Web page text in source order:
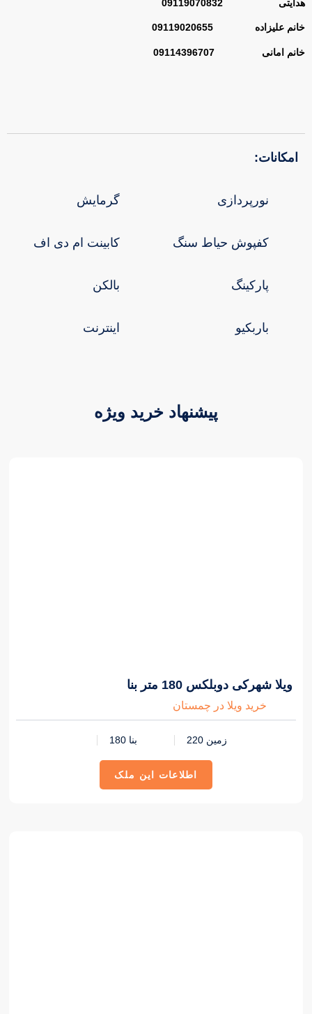
هدایتی 09119070832
خانم علیزاده 09119020655
خانم امانی 09114396707
امکانات:
نورپردازی گرمایش
کفپوش حیاط سنگ کابینت ام دی اف
پارکینگ بالکن
باربکیو اینترنت
پیشنهاد خرید ویژه
ویلا شهرکی دوبلکس 180 متر بنا
خرید ویلا در چمستان
زمین 220 بنا 180
اطلاعات این ملک